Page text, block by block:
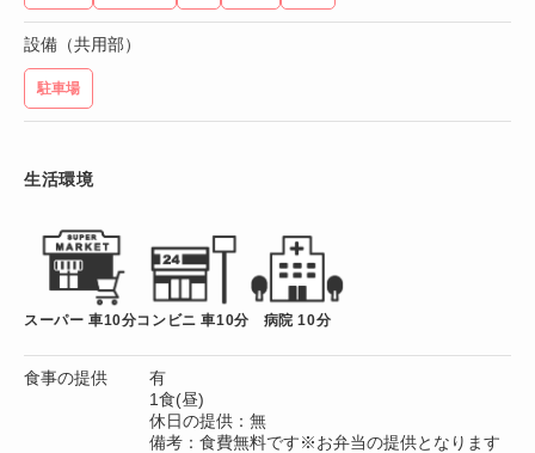
設備（共用部）
駐車場
生活環境
スーパー 車10分コンビニ 車10分 病院 10分
食事の提供
有
1食(昼)
休日の提供：無
備考：食費無料です※お弁当の提供となります